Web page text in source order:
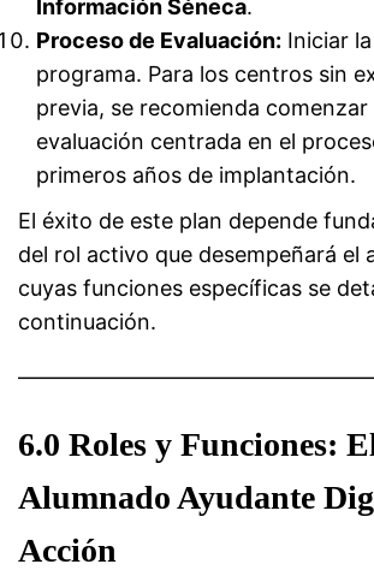
Información Séneca.
Proceso de Evaluación: Iniciar
programa. Para los centros sin
previa, se recomienda comenzar
evaluación centrada en el
primeros años de implantación.
El éxito de este plan depende
del rol activo que desempeñará el
cuyas funciones específicas se
continuación.
6.0 Roles y Funciones:
Alumnado Ayudante
Acción